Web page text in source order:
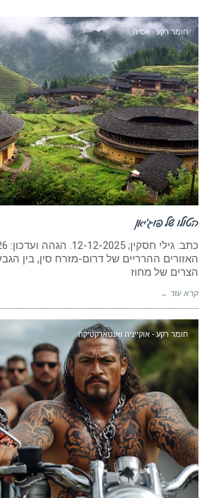
חומר רקע - אסיה
הטולו של פוג’יאן
האזורים ההרריים של דרום-מזרח סין, בין
הצרים של מחוז
קרא עוד ←
חומר רקע - אוקייניה ואנטארקטיקה